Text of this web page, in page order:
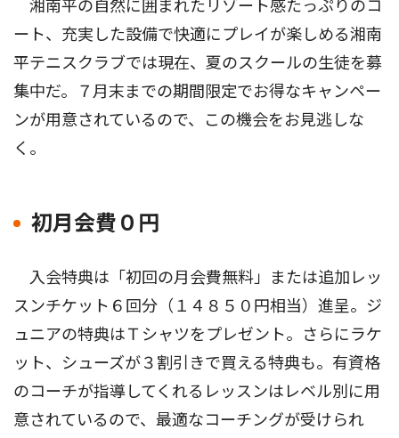
湘南平の自然に囲まれたリゾート感たっぷりのコ
ート、充実した設備で快適にプレイが楽しめる湘南
平テニスクラブでは現在、夏のスクールの生徒を募
集中だ。７月末までの期間限定でお得なキャンペー
ンが用意されているので、この機会をお見逃しな
く。
初月会費０円
入会特典は「初回の月会費無料」または追加レッ
スンチケット６回分（１４８５０円相当）進呈。ジ
ュニアの特典はＴシャツをプレゼント。さらにラケ
ット、シューズが３割引きで買える特典も。有資格
のコーチが指導してくれるレッスンはレベル別に用
意されているので、最適なコーチングが受けられ